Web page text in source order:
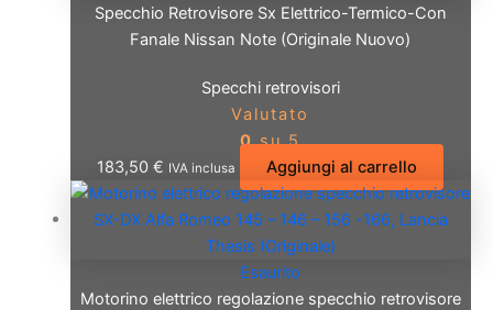
Specchio Retrovisore Sx Elettrico-Termico-Con
Fanale Nissan Note (Originale Nuovo)
Specchi retrovisori
Valutato
0su 5
183,50€ IVA inclusa Aggiungi al carrello
Esaurito
Motorino elettrico regolazione specchio retrovisore